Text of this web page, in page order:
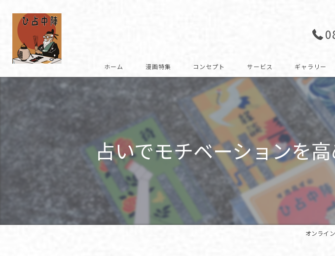
ホーム 漫画特集
復刻への想い
コンセプト サービス ギャラリー
占いでモチベーションを
オンライ